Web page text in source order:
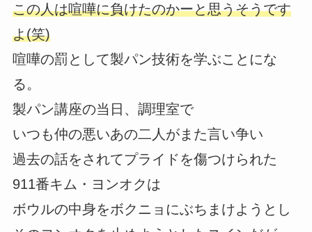
この人は喧嘩に負けたのかーと思うそうです
よ(笑)
喧嘩の罰として製パン技術を学ぶことにな
る。
製パン講座の当日、調理室で
いつも仲の悪いあの二人がまた言い争い
過去の話をされてプライドを傷つけられた
911番キム・ヨンオクは
ボウルの中身をボクニョにぶちまけようとし